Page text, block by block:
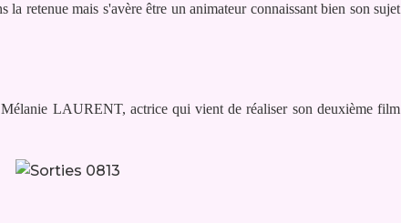
retenue mais s'avère être un animateur connaissant bien son sujet
LAURENT, actrice qui vient de réaliser son deuxième film